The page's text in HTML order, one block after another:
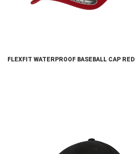
FLEXFIT WATERPROOF BASEBALL CAP RED